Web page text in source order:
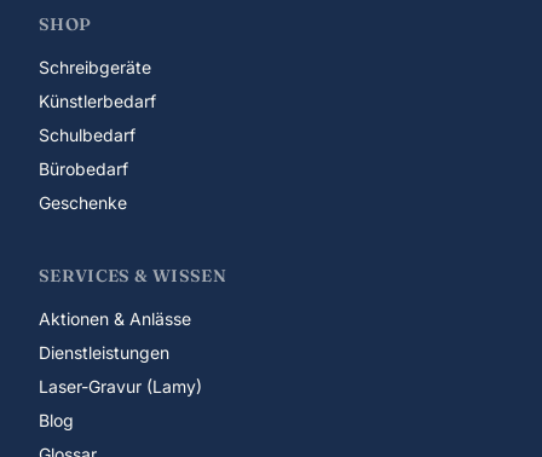
SHOP
Schreibgeräte
Künstlerbedarf
Schulbedarf
Bürobedarf
Geschenke
SERVICES & WISSEN
Aktionen & Anlässe
Dienstleistungen
Laser-Gravur (Lamy)
Blog